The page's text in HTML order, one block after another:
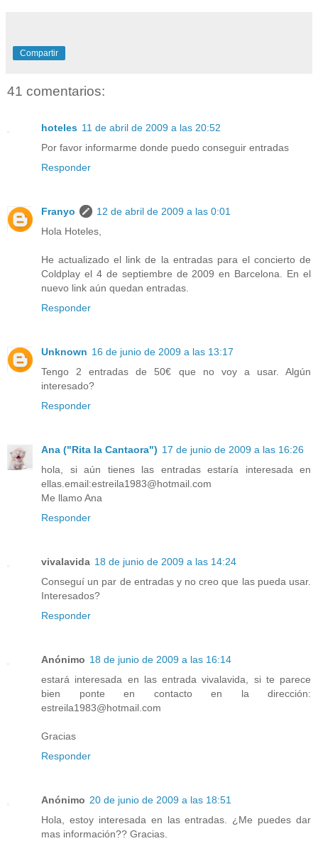
Compartir
41 comentarios:
hoteles 11 de abril de 2009 a las 20:52
Por favor informarme donde puedo conseguir entradas
Responder
Franyo
12 de abril de 2009 a las 0:01
Hola Hoteles,
He actualizado el link de la entradas para el concierto de
Coldplay el 4 de septiembre de 2009 en Barcelona. En el
nuevo link aún quedan entradas.
Responder
Unknown 16 de junio de 2009 a las 13:17
Tengo 2 entradas de 50€ que no voy a usar. Algún
interesado?
Responder
Ana ("Rita la Cantaora") 17 de junio de 2009 a las 16:26
hola, si aún tienes las entradas estaría interesada en
ellas.email:estreila1983@hotmail.com
Me llamo Ana
Responder
vivalavida 18 de junio de 2009 a las 14:24
Conseguí un par de entradas y no creo que las pueda usar.
Interesados?
Responder
Anónimo 18 de junio de 2009 a las 16:14
estará interesada en las entrada vivalavida, si te parece
bien ponte en contacto en la dirección:
estreila1983@hotmail.com
Gracias
Responder
Anónimo 20 de junio de 2009 a las 18:51
Hola, estoy interesada en las entradas. ¿Me puedes dar
mas información?? Gracias.